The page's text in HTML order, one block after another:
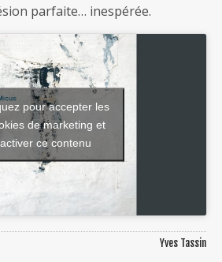
parfaite… inespérée.
pour accepter les
de marketing et
activer ce contenu
Yves Tassin